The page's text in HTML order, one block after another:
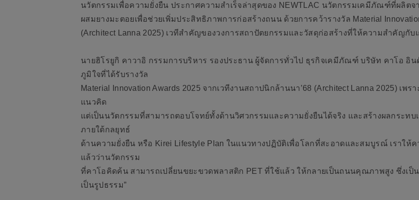
นวัตกรรมเพื่อความยั่งยืน ประกาศความสำเร็จล่าสุดของ NEWTLAC นวัตกรรมเคมีภัณฑ์ที่ผลิต
ผสมยางมะตอยเพื่อช่วยเพิ่มประสิทธิภาพการก่อสร้างถนน ด้วยการคว้ารางวัล Material
(Architect Lanna 2025) เวทีสำคัญของวงการสถาปัตยกรรมและวัสดุก่อสร้างที่ให้ความสำคัญกั
นายฮิโรยูกิ คาวาอิ กรรมการบริหาร รองประธาน ผู้จัดการทั่วไป ธุรกิจเคมีภัณฑ์ บริษัท คาโอ อินดั
ภูมิใจที่ได้รับรางวัล
Material Innovation Awards 2025 จากเวทีงานสถาปนิกล้านนา’68 (Architect Lanna 2025) เพร
แนวคิด
แต่เป็นนวัตกรรมที่สามารถตอบโจทย์ทั้งด้านวิศวกรรมและความยั่งยืนได้จริง และสร้างผลกระท
ภายใต้กลยุทธ์
ด้านความยั่งยืน หรือ Kirei Lifestyle Plan ในแนวทางปฏิบัติเพื่อโลกที่สะอาดและสมบูรณ์ เราให้
แล้วว่านวัตกรรม
ที่คาโอคิดค้น สามารถเปลี่ยนขยะขวดพลาสติก PET ที่ใช้แล้ว ให้กลายเป็นถนนคุณภาพสูง ซึ่งเป็
เป็นรูปธรรม”